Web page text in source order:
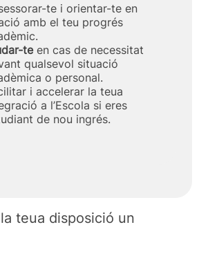
te i orientar-te en
amb el teu progrés
teen cas de necessitat
qualsevol situació
o personal.
i accelerar la teua
a l’Escola si eres
de nou ingrés.
teua disposició un